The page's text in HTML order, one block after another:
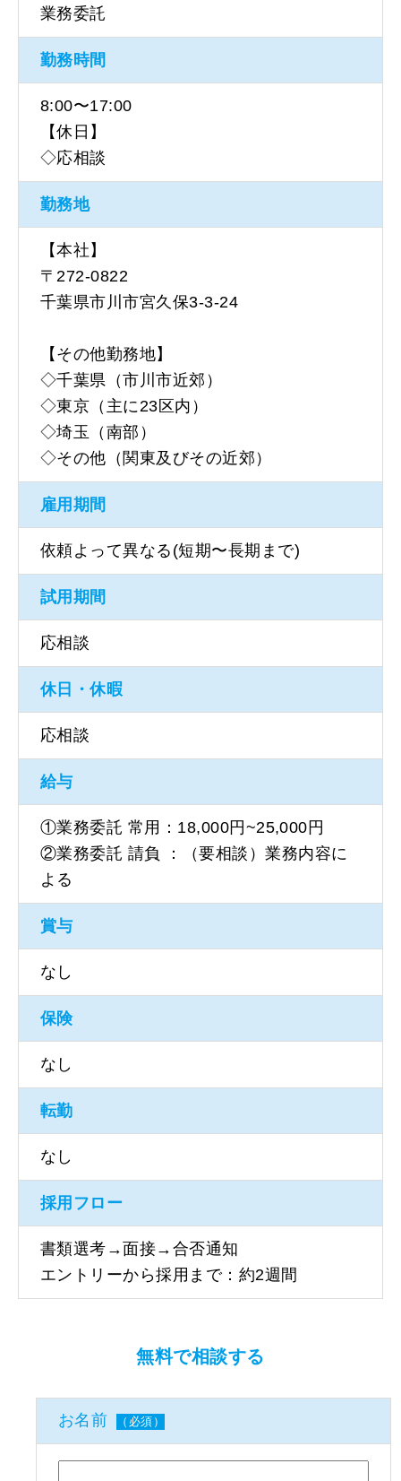
業務委託
勤務時間
8:00〜17:00
【休日】
◇応相談
勤務地
【本社】
〒272-0822
千葉県市川市宮久保3-3-24
【その他勤務地】
◇千葉県（市川市近郊）
◇東京（主に23区内）
◇埼玉（南部）
◇その他（関東及びその近郊）
雇用期間
依頼よって異なる(短期〜長期まで)
試用期間
応相談
休日・休暇
応相談
給与
①業務委託 常用：18,000円~25,000円
②業務委託 請負 ：（要相談）業務内容に
よる
賞与
なし
保険
なし
転勤
なし
採用フロー
書類選考→面接→合否通知
エントリーから採用まで：約2週間
無料で相談する
お名前 （必須）